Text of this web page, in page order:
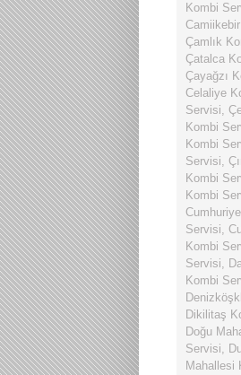
Kombi
Çamlık
Çatalca
Çayağzı
Celaliye
Servisi,
Kombi
Kombi
Servisi,
Kombi
Kombi
Servisi,
Kombi
Servisi,
Kombi
Dikilitaş
Doğu
Servisi,
Mahallesi